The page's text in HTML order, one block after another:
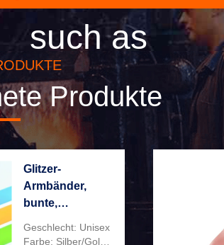
such as
Sam,
Disney,
Marvel
Produkte
Glitzer-
Armbänder,
bunte,
Glitzer-
Geschlecht: Unisex
Farbe: Silber/Gold/auf maßgeschneidert